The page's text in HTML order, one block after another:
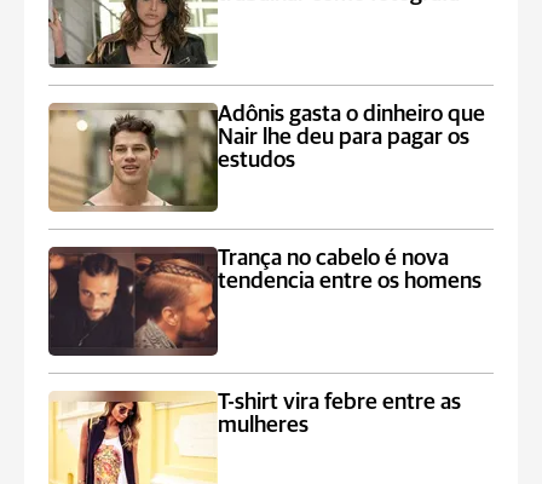
Adônis gasta o dinheiro que
Nair lhe deu para pagar os
estudos
Trança no cabelo é nova
tendencia entre os homens
T-shirt vira febre entre as
mulheres